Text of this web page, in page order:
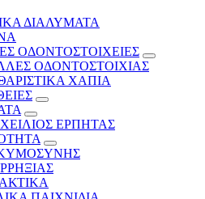
ΔΙΑΛΥΜΑΤΑ
ΟΔΟΝΤΟΣΤΟΙΧΕΙΕΣ
ΟΔΟΝΤΟΣΤΟΙΧΙΑΣ
ΧΑΠΙΑ
ΕΡΠΗΤΑΣ